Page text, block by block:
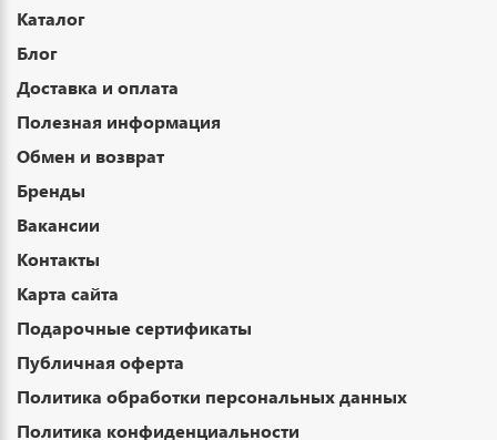
Каталог
Блог
Доставка и оплата
Полезная информация
Обмен и возврат
Бренды
Вакансии
Контакты
Карта сайта
Подарочные сертификаты
Публичная оферта
Политика обработки персональных данных
Политика конфиденциальности